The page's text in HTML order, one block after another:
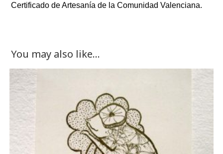
Certificado de Artesanía de la Comunidad Valenciana.
You may also like…